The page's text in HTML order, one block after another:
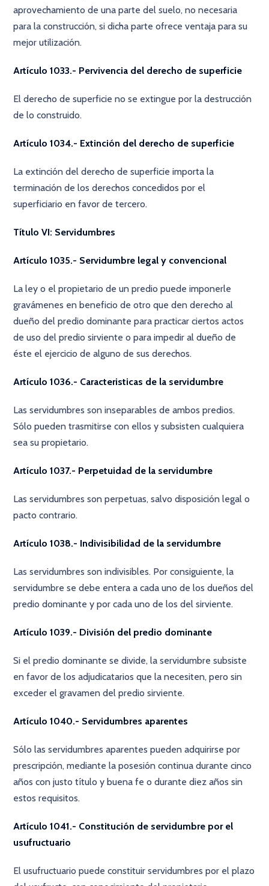
aprovechamiento de una parte del suelo, no necesaria
para la construcción, si dicha parte ofrece ventaja para su
mejor utilización.
Artículo 1033.- Pervivencia del derecho de superficie
El derecho de superficie no se extingue por la destrucción
de lo construido.
Artículo 1034.- Extinción del derecho de superficie
La extinción del derecho de superficie importa la
terminación de los derechos concedidos por el
superficiario en favor de tercero.
Título VI: Servidumbres
Artículo 1035.- Servidumbre legal y convencional
La ley o el propietario de un predio puede imponerle
gravámenes en beneficio de otro que den derecho al
dueño del predio dominante para practicar ciertos actos
de uso del predio sirviente o para impedir al dueño de
éste el ejercicio de alguno de sus derechos.
Artículo 1036.- Caracteristicas de la servidumbre
Las servidumbres son inseparables de ambos predios.
Sólo pueden trasmitirse con ellos y subsisten cualquiera
sea su propietario.
Artículo 1037.- Perpetuidad de la servidumbre
Las servidumbres son perpetuas, salvo disposición legal o
pacto contrario.
Artículo 1038.- Indivisibilidad de la servidumbre
Las servidumbres son indivisibles. Por consiguiente, la
servidumbre se debe entera a cada uno de los dueños del
predio dominante y por cada uno de los del sirviente.
Artículo 1039.- División del predio dominante
Si el predio dominante se divide, la servidumbre subsiste
en favor de los adjudicatarios que la necesiten, pero sin
exceder el gravamen del predio sirviente.
Artículo 1040.- Servidumbres aparentes
Sólo las servidumbres aparentes pueden adquirirse por
prescripción, mediante la posesión continua durante cinco
años con justo título y buena fe o durante diez años sin
estos requisitos.
Artículo 1041.- Constitución de servidumbre por el
usufructuario
El usufructuario puede constituir servidumbres por el plazo